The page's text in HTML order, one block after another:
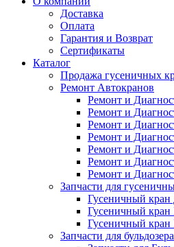
Доставка
Оплата
Гарантия и Возврат
Сертификаты
Каталог
Продажа гусеничных
Ремонт Автокранов
Ремонт и
Ремонт и
Ремонт и
Ремонт и
Ремонт и
Ремонт и
Ремонт и
Запчасти для
Гусеничный
Гусеничный
Гусеничный
Запчасти для